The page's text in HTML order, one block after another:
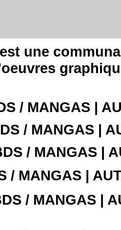
une
/ MANGAS |
/ MANGAS |
/ MANGAS |
/ MANGAS |
/ MANGAS |